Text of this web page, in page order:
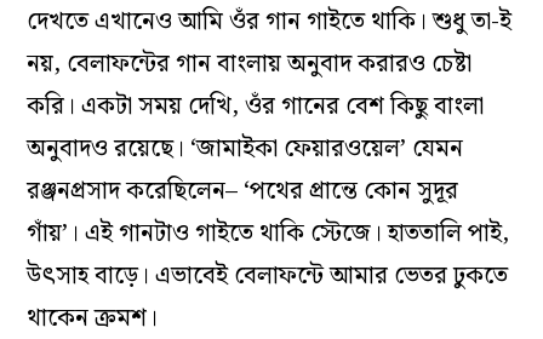
দেখতে এখানেও আমি ওঁর গান গাইতে থাকি। শুধু তা-ই
নয়, বেলাফন্টের গান বাংলায় অনুবাদ করারও চেষ্টা
করি। একটা সময় দেখি, ওঁর গানের বেশ কিছু বাংলা
অনুবাদও রয়েছে। ‘জামাইকা ফেয়ারওয়েল’ যেমন
রঞ্জনপ্রসাদ করেছিলেন– ‘পথের প্রান্তে কোন সুদূর
গাঁয়’। এই গানটাও গাইতে থাকি স্টেজে। হাততালি পাই,
উৎসাহ বাড়ে। এভাবেই বেলাফন্টে আমার ভেতর ঢুকতে
থাকেন ক্রমশ।